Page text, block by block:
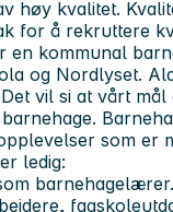
høy kvalitet.
for å rekruttere
en kommunal
og Nordlyset.
vil si at vårt
som er
ledig:
barnehagelærer.